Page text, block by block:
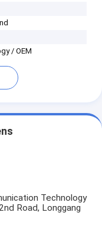
/ OEM
Technology
Road, Longgang